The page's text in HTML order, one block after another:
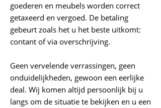
goederen en meubels worden correct
getaxeerd en vergoed. De betaling
gebeurt zoals het u het beste uitkomt:
contant of via overschrijving.
Geen vervelende verrassingen, geen
onduidelijkheden, gewoon een eerlijke
deal. Wij komen altijd persoonlijk bij u
langs om de situatie te bekijken en u een